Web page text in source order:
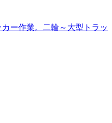
ー作業。二輪～大型トラッ